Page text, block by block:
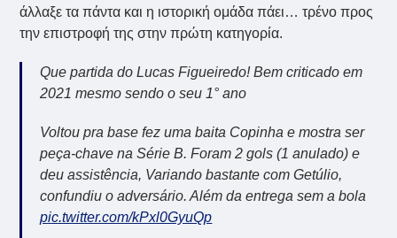
άλλαξε τα πάντα και η ιστορική ομάδα πάει… τρένο προς
την επιστροφή της στην πρώτη κατηγορία.
Que partida do Lucas Figueiredo! Bem criticado em
2021 mesmo sendo o seu 1° ano
Voltou pra base fez uma baita Copinha e mostra ser
peça-chave na Série B. Foram 2 gols (1 anulado) e
deu assistência, Variando bastante com Getúlio,
confundiu o adversário. Além da entrega sem a bola
pic.twitter.com/kPxl0GyuQp